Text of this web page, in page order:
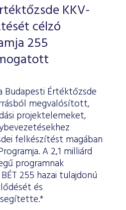
KKV-
célzó
255
Budapesti Értéktőzsde
megvalósított,
projektelemeket,
felkészítést magában
A 2,1 milliárd
programnak
255 hazai tulajdonú
és